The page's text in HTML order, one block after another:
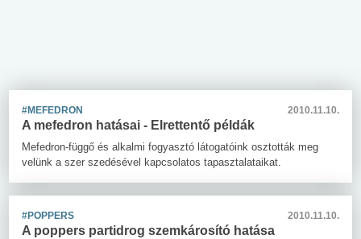
#MEFEDRON 2010.11.10.
A mefedron hatásai - Elrettentő példák
Mefedron-függő és alkalmi fogyasztó látogatóink osztották meg
velünk a szer szedésével kapcsolatos tapasztalataikat.
#POPPERS 2010.11.10.
A poppers partidrog szemkárosító hatása